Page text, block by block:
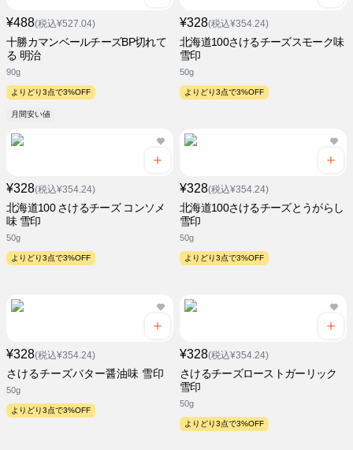
¥488(税込¥527.04)
十勝カマンベールチーズBP切れて
る 明治
90g
よりどり3点で3%OFF
月間安い値
¥328(税込¥354.24)
北海道100さけるチーズスモーク味
雪印
50g
よりどり3点で3%OFF
¥328(税込¥354.24)
北海道100 さけるチーズ コンソメ
味 雪印
50g
よりどり3点で3%OFF
¥328(税込¥354.24)
北海道100さけるチーズとうがらし
雪印
50g
よりどり3点で3%OFF
¥328(税込¥354.24)
さけるチーズバター醤油味 雪印
50g
よりどり3点で3%OFF
¥328(税込¥354.24)
さけるチーズローストガーリック
雪印
50g
よりどり3点で3%OFF